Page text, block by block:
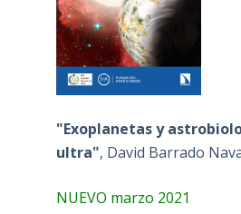
"Exoplanetas y
ultra", David Barrado
NUEVO marzo 2021